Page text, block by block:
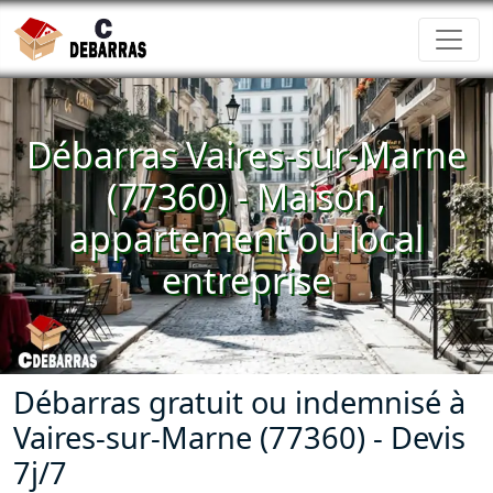
Débarras Vaires-sur-Marne
(77360) - Maison,
appartement ou local
entreprise
Débarras gratuit ou indemnisé à
Vaires-sur-Marne (77360) - Devis
7j/7